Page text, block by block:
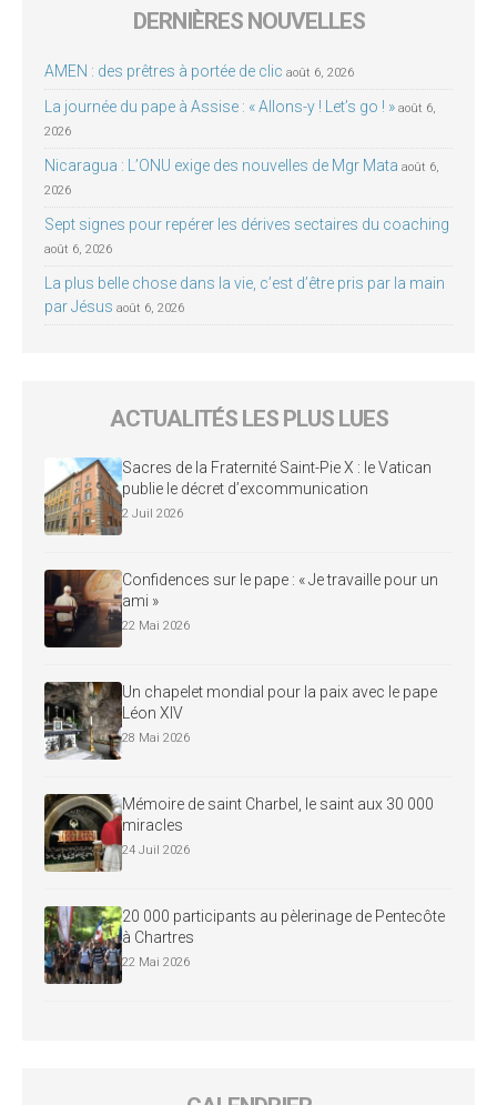
DERNIÈRES NOUVELLES
AMEN : des prêtres à portée de clic août 6, 2026
La journée du pape à Assise : « Allons-y ! Let’s go ! » août 6,
2026
Nicaragua : L’ONU exige des nouvelles de Mgr Mata août 6,
2026
Sept signes pour repérer les dérives sectaires du coaching
août 6, 2026
La plus belle chose dans la vie, c’est d’être pris par la main
par Jésus août 6, 2026
ACTUALITÉS LES PLUS LUES
Sacres de la Fraternité Saint-Pie X : le Vatican
publie le décret d’excommunication
2 Juil 2026
Confidences sur le pape : « Je travaille pour un
ami »
22 Mai 2026
Un chapelet mondial pour la paix avec le pape
Léon XIV
28 Mai 2026
Mémoire de saint Charbel, le saint aux 30 000
miracles
24 Juil 2026
20 000 participants au pèlerinage de Pentecôte
à Chartres
22 Mai 2026